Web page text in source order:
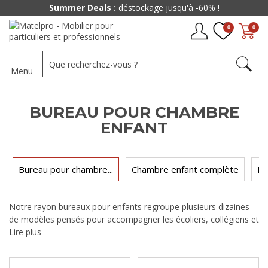
0
0
Menu
BUREAU POUR CHAMBRE
ENFANT
Bureau pour chambre... Chambre enfant complète
Notre rayon bureaux pour enfants regroupe plusieurs dizaines
de modèles pensés pour accompagner les écoliers, collégiens et
adolescents dans leurs devoirs comme dans leurs activités
jeunes, des bureaux compacts pour les petites chambres et des
Lire plus
Summer Deals : déstockage jusqu'à -60% !